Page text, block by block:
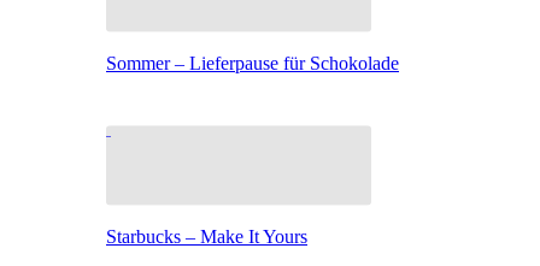
Sommer – Lieferpause für Schokolade
Starbucks – Make It Yours